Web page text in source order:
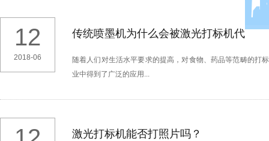
12
2018-06
传统喷墨机为什么会被激光打标机代替？
随着人们对生活水平要求的提高，对食物、药品等范畴的打
业中得到了广泛的应用...
激光打标机能否打照片吗？